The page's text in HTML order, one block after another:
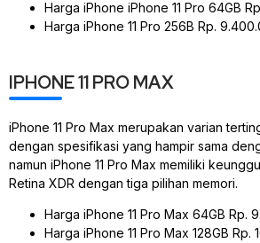
Harga iPhone iPhone 11 Pro 64GB
Harga iPhone 11 Pro 256B Rp.
IPHONE 11 PRO MAX
iPhone 11 Pro Max merupakan varian
dengan spesifikasi yang hampir sama
namun iPhone 11 Pro Max memiliki
Retina XDR dengan tiga pilihan memori.
Harga iPhone 11 Pro Max 64GB Rp.
Harga iPhone 11 Pro Max 128GB Rp.